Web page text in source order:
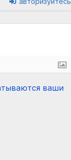
ваши